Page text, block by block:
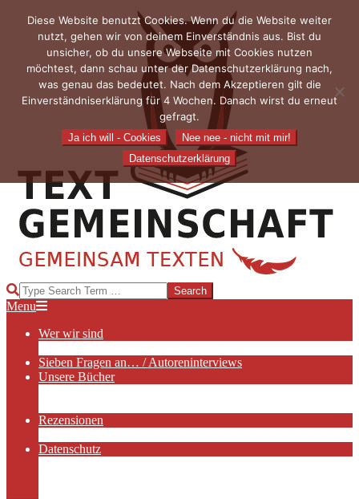
content
TEXTGEMEINSCHAFT
Search
Primary
Menu
Menu
Wer wir sind
Sieben Fragen an… / Autoreninterviews
Unsere Bücher
Rezensionen
Datenschutz
Diese Website benutzt Cookies. Wenn du die Website weiter
nutzt, gehen wir von deinem Einverständnis aus. Bist du
unsicher, ob du unsere Webseite mit Cookies nutzen
möchtest, dann schau unter der Datenschutzerklärung nach,
was genau das bedeutet. Nach dem Akzeptieren gilt die
Einverständniserklärung für 4 Wochen. Danach wirst du erneut
gefragt.
Ja ich will - Cookies
Nee nee - nicht mit mir!
Datenschutzerklärung